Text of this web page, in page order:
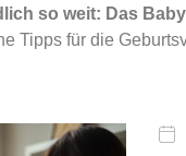
so weit: Das
Tipps für die